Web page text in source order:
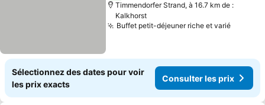
Timmendorfer Strand, à 16.7 km de :
Kalkhorst
Buffet petit-déjeuner riche et varié
Sélectionnez des dates pour voir
les prix exacts
Consulter les prix